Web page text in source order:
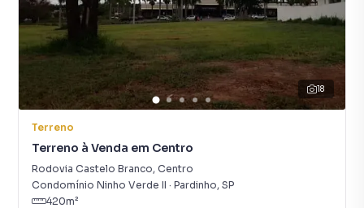
18
Terreno
Terreno à Venda em Centro
Rodovia Castelo Branco, Centro
Condomínio Ninho Verde II · Pardinho, SP
420m²